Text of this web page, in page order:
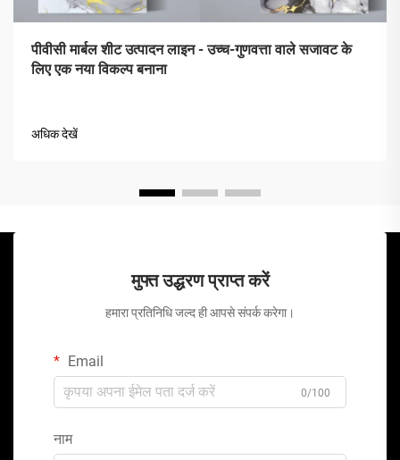
पीवीसी मार्बल शीट उत्पादन लाइन - उच्च-गुणवत्ता वाले सजावट के
लिए एक नया विकल्प बनाना
अधिक देखें
मुफ्त उद्धरण प्राप्त करें
हमारा प्रतिनिधि जल्द ही आपसे संपर्क करेगा।
Email
0/100
नाम